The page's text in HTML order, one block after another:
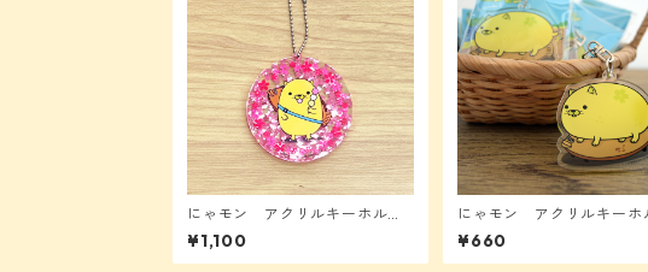
にゃモン アクリルキーホルダ
ー（お花見）
¥1,100
にゃモン アクリルキーホ
ー（おさんぽ）
¥660